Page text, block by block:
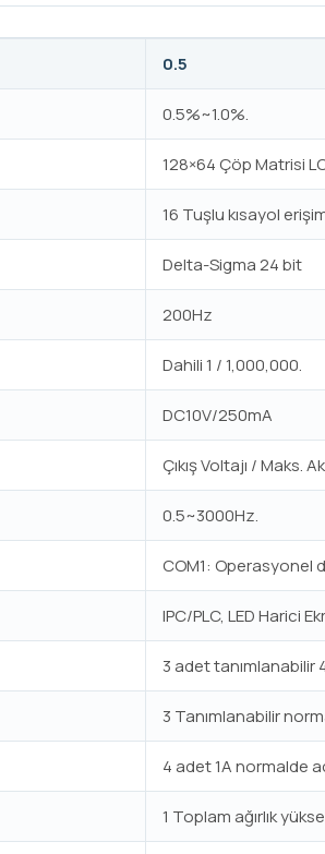
0.5
0.5%~1.0%.
128×64 Çöp Matrisi
16 Tuşlu kısayol
Delta-Sigma 24 bit
200Hz
Dahili 1 / 1,000,000.
DC10V/250mA
Çıkış Voltajı / Maks.
0.5~3000Hz.
COM1: Operasyonel
IPC/PLC, LED Harici
3 adet tanımlanabilir
3 Tanımlanabilir
4 adet 1A normalde
1 Toplam ağırlık